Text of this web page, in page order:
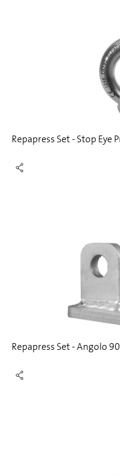
Repapress Set - Stop Eye
Repapress Set - Angolo